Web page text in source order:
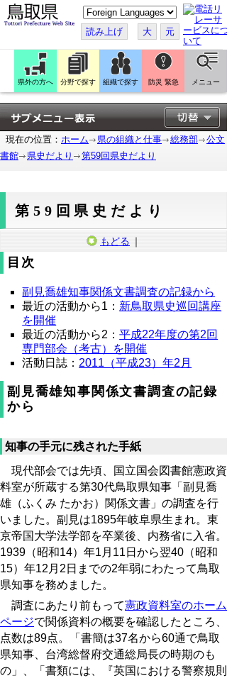
こ
の
ペ
ー
ジ
翻
訳
す
る
読み上げ 大 元
県外の方へ 分野で探す 組織で探す 防災 緊急 メニュー
現在の位置： ホーム 県の組織と仕事 総務部
公文
書館
県史だより 第59回県史だより
第59回県史だより
もどる ｜
目次
副見喬雄知事関係文書調査の記録から
最近の活動から1： 新鳥取県史巡回講座
を開催
最近の活動から2：平成22年度の第2回
専門部会（考古）を開催
活動日誌： 2011（平成23）年2月
副見喬雄知事関係文書調査の記録
から
知事の手元に残された手紙
現代部会では先頃、国立国会図書館憲政資
料室が所蔵する第30代鳥取県知事「副見喬
雄（ふくみ たかお）関係文書」の調査を行
いました。副見は1895年岐阜県生まれ。東
京帝国大学法学部を卒業後、内務省に入省。
1939（昭和14）年1月11日から翌40（昭和
15）年12月2日までの2年弱にわたって鳥取
県知事を務めました。
調査にあたり前もって憲政資料室のホーム
ページで関係資料の概要を確認したところ、
点数は89点。「書簡は37名から60通で鳥取
県知事、台湾総督府交通総局長の時期のも
の」、「書類には、『英国における警察規則